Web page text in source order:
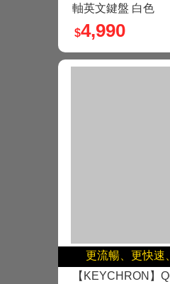
軸英文鍵盤 白色
$4,990
更流暢、更快速
【KEYCHRON】